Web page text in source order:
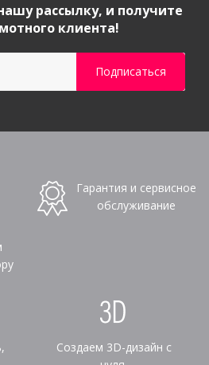
рассылку, и получите
клиента!
Гарантия и сервисное
обслуживание
Создаем 3D-дизайн с